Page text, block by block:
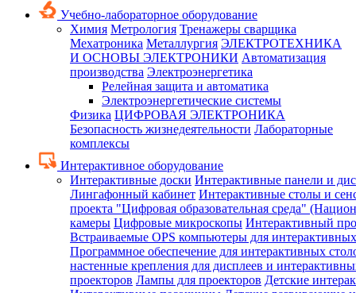
Учебно-лабораторное оборудование
Химия Метрология Тренажеры сварщика
Мехатроника Металлургия ЭЛЕКТРОТЕХНИКА
И ОСНОВЫ ЭЛЕКТРОНИКИ Автоматизация
производства Электроэнергетика
Релейная защита и автоматика
Электроэнергетические системы
Физика ЦИФРОВАЯ ЭЛЕКТРОНИКА
Безопасность жизнедеятельности Лабораторные
комплексы
Интерактивное оборудование
Интерактивные доски Интерактивные панели и
Лингафонный кабинет Интерактивные столы и
проекта "Цифровая образовательная среда"
камеры Цифровые микроскопы Интерактивный
Встраиваемые OPS компьютеры для
Программное обеспечение для интерактивных
настенные крепления для дисплеев и
проекторов Лампы для проекторов Детские